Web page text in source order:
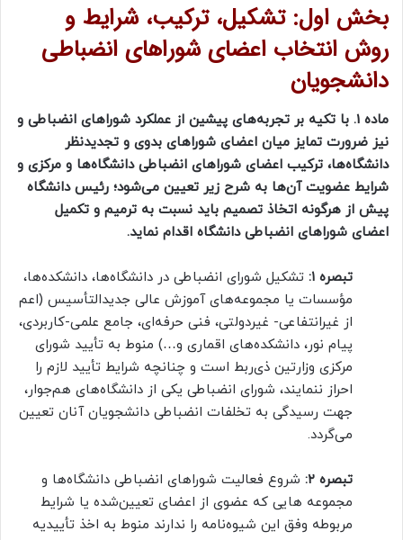
بخش اول: تشکیل، ترکیب، شرایط و
روش انتخاب اعضای شوراهای انضباطی
دانشجویان
ماده 1. با تکیه بر تجربه‌های پیشین از عملکرد شوراهای انضباطی و
نیز ضرورت تمایز میان اعضای شوراهای بدوی و تجدیدنظر
دانشگاه‌ها، ترکیب اعضای شوراهای انضباطی دانشگاه‌ها و مرکزی و
شرایط عضویت آن‌ها به شرح زیر تعیین می‌شود؛ رئیس دانشگاه
پیش از هرگونه اتخاذ تصمیم باید نسبت به ترمیم و تکمیل
اعضای شوراهای انضباطی دانشگاه اقدام نماید.
تبصره ۱: تشکیل شورای انضباطی در دانشگاه‌ها، دانشکده‌ها،
مؤسسات یا مجموعه‌های آموزش عالی جدیدالتأسیس (اعم
از غیرانتفاعی- غیردولتی، فنی حرفه‌ای، جامع علمی-کاربردی،
پیام نور، دانشکده‌های اقماری و…) منوط به تأیید شورای
مرکزی وزارتین ذی‌ربط است و چنانچه شرایط تأیید لازم را
احراز ننمایند، شورای انضباطی یکی از دانشگاه‌های هم‌جوار،
جهت رسیدگی به تخلفات انضباطی دانشجویان آنان تعیین
می‌گردد.
تبصره ۲: شروع فعالیت شوراهای انضباطی دانشگاه‌ها و
مجموعه هایی که عضوی از اعضای تعیین‌شده یا شرایط
مربوطه وفق این شیوه‌نامه را ندارند منوط به اخذ تأییدیه